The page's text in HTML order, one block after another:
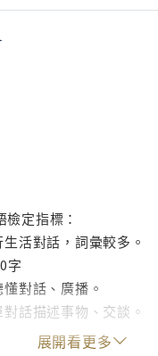
定指標：
活對話，詞彙較多。
字
對話、廣播。
話描述事物、交談。
展開看更多